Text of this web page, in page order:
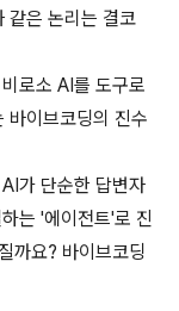
같은 논리는 결코
로소 AI를 도구로
바이브코딩의 진수
가 단순한 답변자
는 '에이전트'로 진
까요? 바이브코딩